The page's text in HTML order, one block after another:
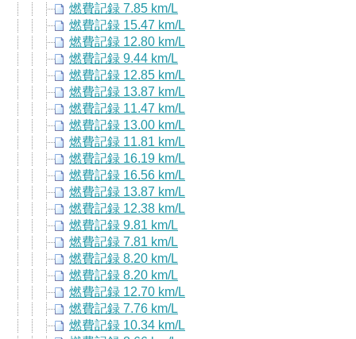
燃費記録 7.85 km/L
燃費記録 15.47 km/L
燃費記録 12.80 km/L
燃費記録 9.44 km/L
燃費記録 12.85 km/L
燃費記録 13.87 km/L
燃費記録 11.47 km/L
燃費記録 13.00 km/L
燃費記録 11.81 km/L
燃費記録 16.19 km/L
燃費記録 16.56 km/L
燃費記録 13.87 km/L
燃費記録 12.38 km/L
燃費記録 9.81 km/L
燃費記録 7.81 km/L
燃費記録 8.20 km/L
燃費記録 8.20 km/L
燃費記録 12.70 km/L
燃費記録 7.76 km/L
燃費記録 10.34 km/L